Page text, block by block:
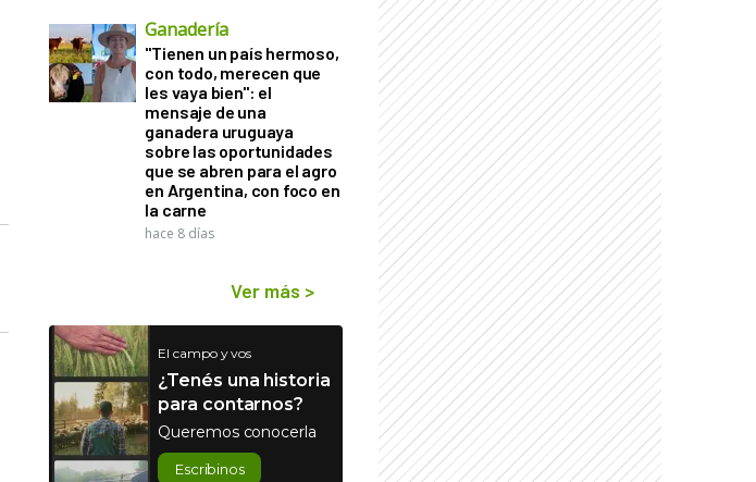
Ganadería
"Tienen un país hermoso,
con todo, merecen que
les vaya bien": el
mensaje de una
ganadera uruguaya
sobre las oportunidades
que se abren para el agro
en Argentina, con foco en
la carne
hace 8 días
Ver más >
El campo y vos
¿Tenés una historia
para contarnos?
Queremos conocerla
Escribinos